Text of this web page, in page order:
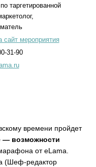
таргетированной
сайт мероприятия
31-90
времени пройдет
— возможности
от eLama.
(Шеф-редактор